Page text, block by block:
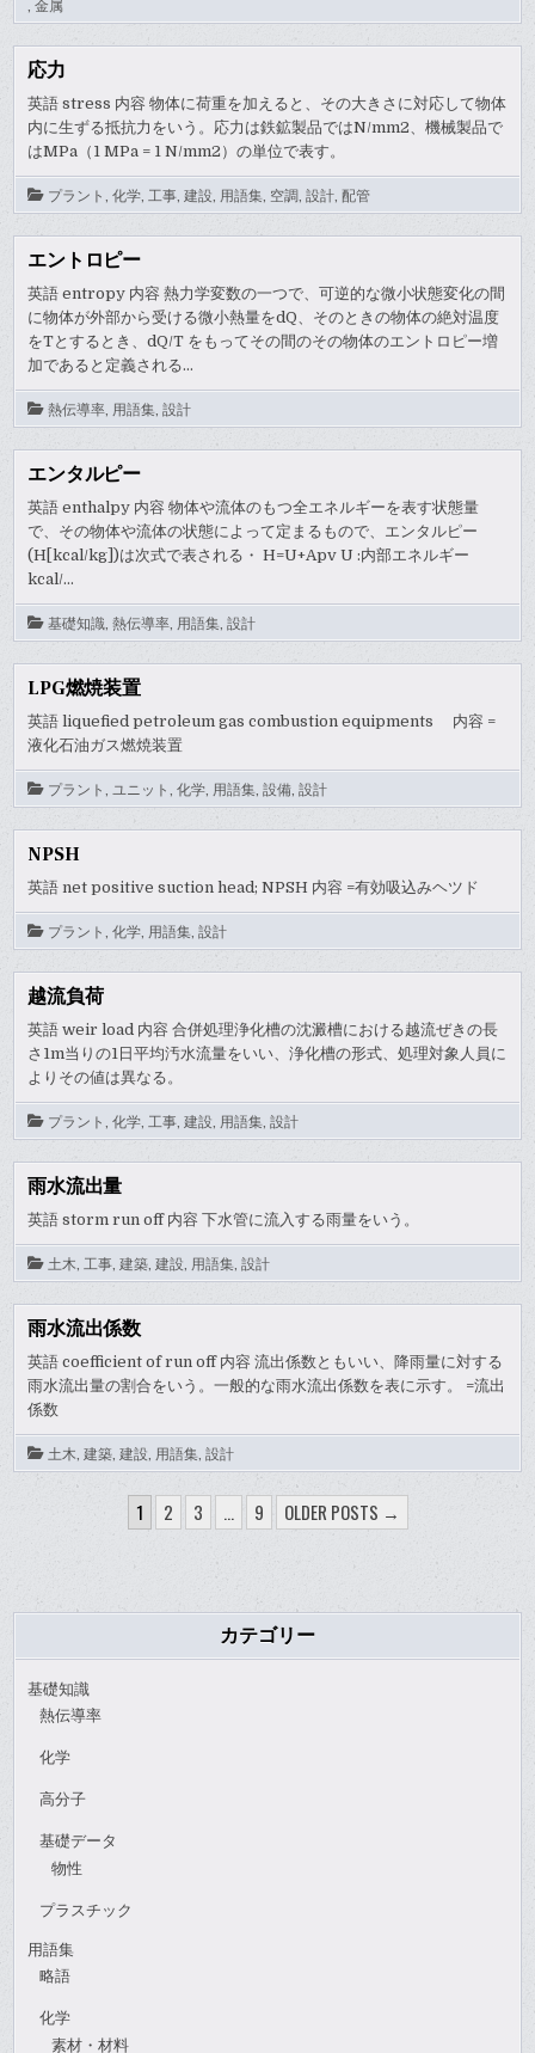
,金属
応力
英語 stress 内容 物体に荷重を加えると、その大きさに対応して物体
内に生ずる抵抗力をいう。応力は鉄鉱製品ではN/mm2、機械製品で
はMPa（1 MPa = 1 N/mm2）の単位で表す。
プラント ,化学 工事 ,建設 用語集 空調 ,設計 ,配管
エントロピー
英語 entropy 内容 熱力学変数の一つで、可逆的な微小状態変化の間
に物体が外部から受ける微小熱量をdQ、そのときの物体の絶対温度
をTとするとき、dQ/T をもってその間のその物体のエントロピー増
加であると定義される…
熱伝導率 用語集 ,設計
エンタルピー
英語 enthalpy 内容 物体や流体のもつ全エネルギーを表す状態量
で、その物体や流体の状態によって定まるもので、エンタルピー
(H[kcal/kg])は次式で表される・ H=U+Apv U :内部エネルギー
kcal/…
基礎知識 ,熱伝導率 用語集 ,設計
LPG燃焼装置
英語 liquefied petroleum gas combustion equipments 内容 =
液化石油ガス燃焼装置
プラント ユニット ,化学 用語集 ,設備 ,設計
NPSH
英語 net positive suction head; NPSH 内容 =有効吸込みヘツド
プラント ,化学 用語集 ,設計
越流負荷
英語 weir load 内容 合併処理浄化槽の沈澱槽における越流ぜきの長
さ1m当りの1日平均汚水流量をいい、浄化槽の形式、処理対象人員に
よりその値は異なる。
プラント ,化学 工事 ,建設 用語集 ,設計
雨水流出量
英語 storm run off 内容 下水管に流入する雨量をいう。
土木 工事 ,建築 ,建設 用語集 ,設計
雨水流出係数
英語 coefficient of run off 内容 流出係数ともいい、降雨量に対する
雨水流出量の割合をいう。一般的な雨水流出係数を表に示す。 =流出
係数
土木 ,建築 ,建設 用語集 ,設計
ビ
ー
シ
ョ
ン
1 2 3 … 9 OLDER POSTS →
カテゴリー
基礎知識
熱伝導率
化学
高分子
基礎データ
物性
プラスチック
用語集
略語
化学
素材・材料